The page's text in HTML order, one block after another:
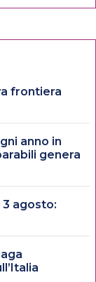
frontiera
anno in
genera
3 agosto: